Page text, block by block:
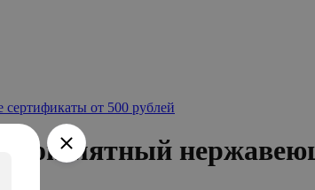
от 500 рублей
мятный